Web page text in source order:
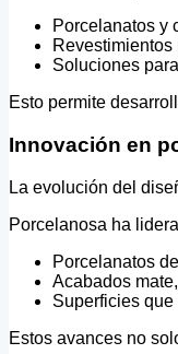
Porcelanatos y
Soluciones
Esto permite
Innovación en
La evolución del
Porcelanosa ha
Porcelanatos
Acabados
Superficies
Estos avances no